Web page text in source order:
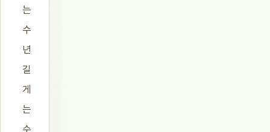
는
수
년
길
게
는
수